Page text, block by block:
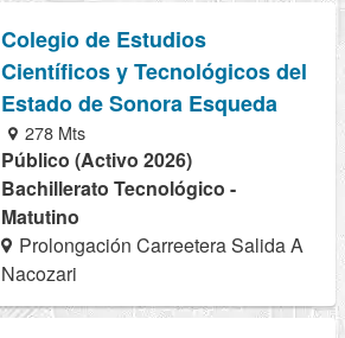
Colegio de Estudios
Científicos y Tecnológicos del
Estado de Sonora Esqueda
278 Mts
Público (Activo 2026)
Bachillerato Tecnológico -
Matutino
Prolongación Carreetera Salida A
Nacozari